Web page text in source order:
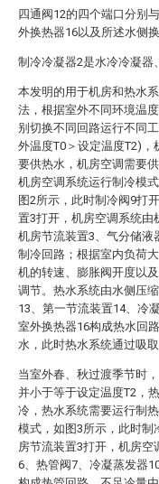
四通阀12的四个端口分别
外换热器16以及所述水侧
制冷冷凝器2是水冷冷凝器
本发明的用于机房和热水
法，根据室外不同环境温
别切换不同回路运行不同
外温度T0＞设定温度T2)
要供热水，机房空调需要
机房空调系统运行制冷模
图2所示，此时制冷阀9打
置3打开，机房空调系统由
机房节流装置3、气分储液
制冷回路；根据室内负荷
机的转速、膨胀阀开度以
调节。热水系统由水侧压
13、第一节流装置14、冷
室外换热器16构成热水回
水，此时热水系统通过吸
当室外春、秋过渡季节时
并小于等于设定温度T2，
冷，热水系统需要运行制
模式，如图3所示，此时制
房节流装置3打开，机房空
6、热管阀7、冷凝蒸发器